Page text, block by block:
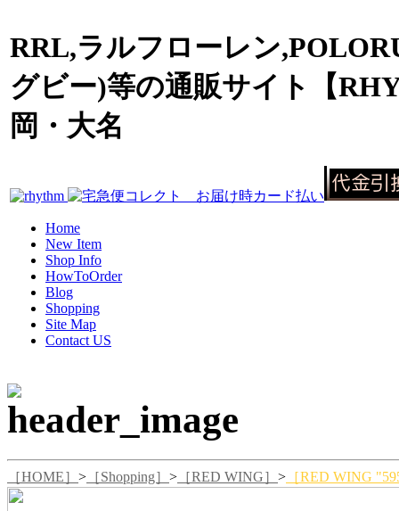
RRL,ラルフローレン
グビー)等の通販サイト【
岡・大名
Home
New Item
Shop Info
HowToOrder
Blog
Shopping
Site Map
Contact US
［HOME］ > ［Shopping］ > ［RED WING］ > ［RED WING